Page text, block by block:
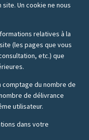
Un cookie ne nous
relatives à la
(les pages que vous
etc.) que
comptage du nombre de
de délivrance
utilisateur.
dans votre